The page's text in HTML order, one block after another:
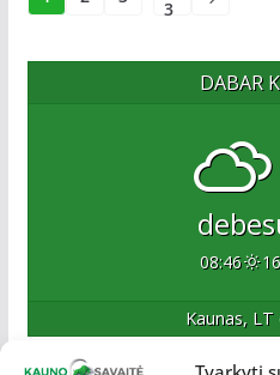
3
DABAR
08:46
Kaunas, LT